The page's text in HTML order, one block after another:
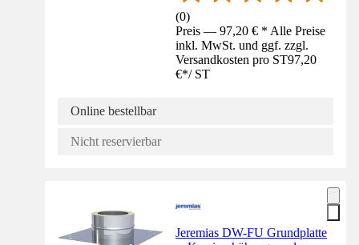
(0)
Preis — 97,20 € * Alle Preise
inkl. MwSt. und ggf. zzgl.
Versandkosten pro ST97,20
€*/ ST
Online bestellbar
Nicht reservierbar
Jeremias DW-FU Grundplatte